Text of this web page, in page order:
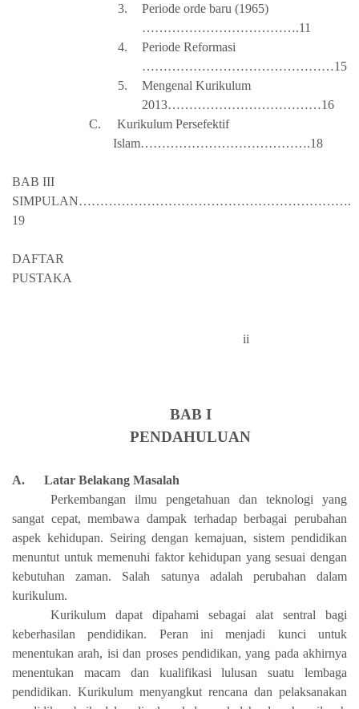
3.
Periode orde baru (1965)
……………………………….11
4.
Periode Reformasi
………………………………………15
5.
Mengenal Kurikulum
2013………………………………16
C.
Kurikulum Persefektif
Islam………………………………….18
BAB III
SIMPULAN……………………………………………………….
19
DAFTAR
ii
BAB I
PENDAHULUAN
A.
Latar Belakang Masalah
Perkembangan ilmu pengetahuan dan teknologi yang
sangat cepat, membawa dampak terhadap berbagai perubahan
aspek kehidupan. Seiring dengan kemajuan, sistem pendidikan
menuntut untuk memenuhi faktor kehidupan yang sesuai dengan
kebutuhan zaman. Salah satunya adalah perubahan dalam
kurikulum.
Kurikulum dapat dipahami sebagai alat sentral bagi
keberhasilan pendidikan. Peran ini menjadi kunci untuk
menentukan arah, isi dan proses pendidikan, yang pada akhirnya
menentukan macam dan kualifikasi lulusan suatu lembaga
pendidikan. Kurikulum menyangkut rencana dan pelaksanakan